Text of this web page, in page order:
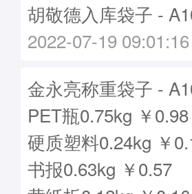
胡敬德入库袋子 -
2022-07-19 09:01:16
金永亮称重袋子 -
PET瓶0.75kg ￥0.98
硬质塑料0.24kg ￥
书报0.63kg ￥0.57